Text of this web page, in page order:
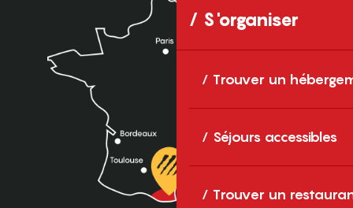
S'organiser
Trouver un
Séjours accessibles
Trouver un